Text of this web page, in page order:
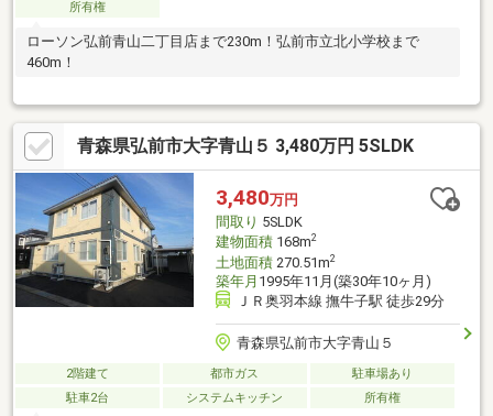
所有権
ローソン弘前青山二丁目店まで230m！弘前市立北小学校まで
460m！
青森県弘前市大字青山５ 3,480万円 5SLDK
3,480万円
間取り 5SLDK
建物面積168m2
土地面積270.51m2
築年月 1995年11月(築30年10ヶ月)
ＪＲ奥羽本線 撫牛子駅 徒歩29分
青森県弘前市大字青山５
2階建て 都市ガス
駐車場あり
駐車2台
システムキッチン 所有権